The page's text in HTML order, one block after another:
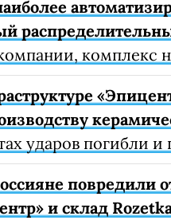
комплекс
ударов погибли и
повредили
и склад